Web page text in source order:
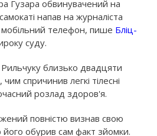
Гузара обвинувачений на
напав на журналіста
мобільний телефон, пише Бліц-
суду.
близько двадцяти
спричинив легкі тілесні
розлад здоров'я.
повністю визнав свою
обурив сам факт зйомки.